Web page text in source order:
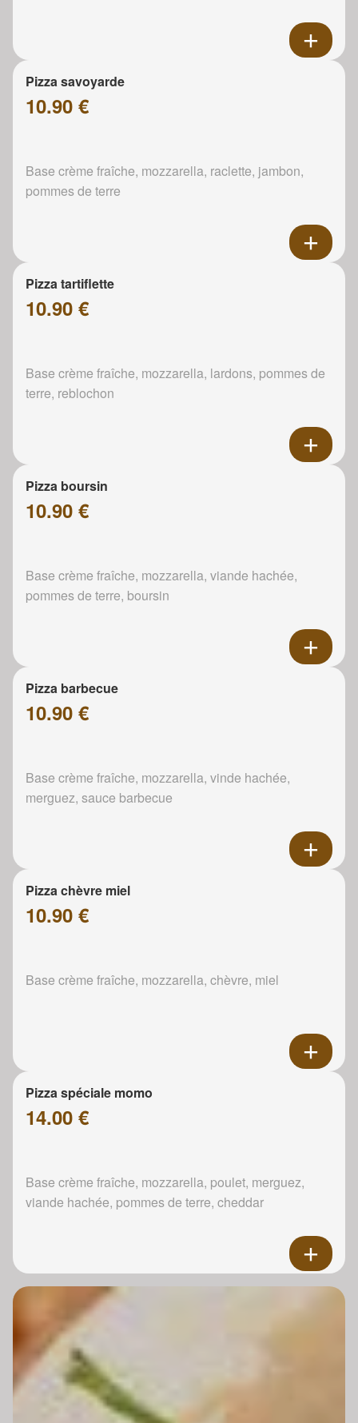
Pizza savoyarde
10.90 €
Base crème fraîche, mozzarella, raclette, jambon,
pommes de terre
Pizza tartiflette
10.90 €
Base crème fraîche, mozzarella, lardons, pommes de
terre, reblochon
Pizza boursin
10.90 €
Base crème fraîche, mozzarella, viande hachée,
pommes de terre, boursin
Pizza barbecue
10.90 €
Base crème fraîche, mozzarella, vinde hachée,
merguez, sauce barbecue
Pizza chèvre miel
10.90 €
Base crème fraîche, mozzarella, chèvre, miel
Pizza spéciale momo
14.00 €
Base crème fraîche, mozzarella, poulet, merguez,
viande hachée, pommes de terre, cheddar